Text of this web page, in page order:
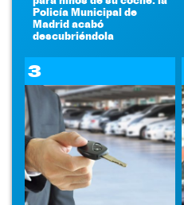
Policía Municipal de
Madrid acabó
descubriéndola
3